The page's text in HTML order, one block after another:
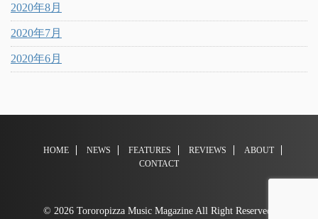
2020年8月
2020年7月
2020年6月
HOME NEWS FEATURES REVIEWS
ABOUT
CONTACT
© 2026 Tororopizza Music Magazine